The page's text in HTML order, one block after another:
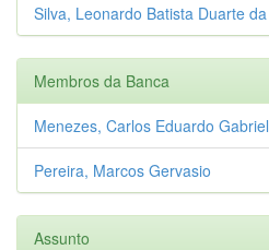
Silva, Leonardo Batista Duarte da
Membros da Banca
Menezes, Carlos Eduardo Gabriel
Pereira, Marcos Gervasio
Assunto